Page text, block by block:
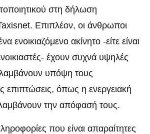
στη δήλωση
Επιπλέον, οι άνθρωποι
ενοικιαζόμενο ακίνητο -είτε είναι
έχουν συχνά υψηλές
υπόψη τους
επιπτώσεις, όπως η ενεργειακή
την απόφασή τους.
που είναι απαραίτητες